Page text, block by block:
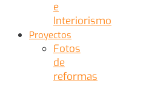
e
Interiorismo
Proyectos
Fotos
de
reformas